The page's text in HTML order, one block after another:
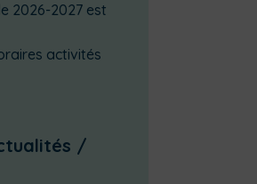
2026-2027 est
activités
/